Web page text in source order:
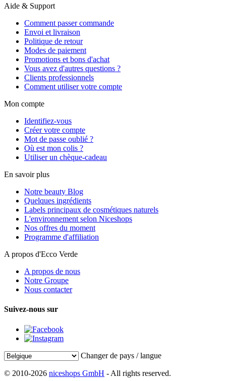
Aide & Support
Comment passer commande
Envoi et livraison
Politique de retour
Modes de paiement
Promotions et bons d'achat
Vous avez d'autres questions ?
Clients professionnels
Comment utiliser votre compte
Mon compte
Identifiez-vous
Créer votre compte
Mot de passe oublié ?
Où est mon colis ?
Utiliser un chèque-cadeau
En savoir plus
Notre beauty Blog
Quelques ingrédients
Labels principaux de cosmétiques naturels
L'environnement selon Niceshops
Nos offres du moment
Programme d'affiliation
A propos d'Ecco Verde
A propos de nous
Notre Groupe
Nous contacter
Suivez-nous sur
Changer de pays / langue
© 2010-2026 niceshops GmbH - All rights reserved.